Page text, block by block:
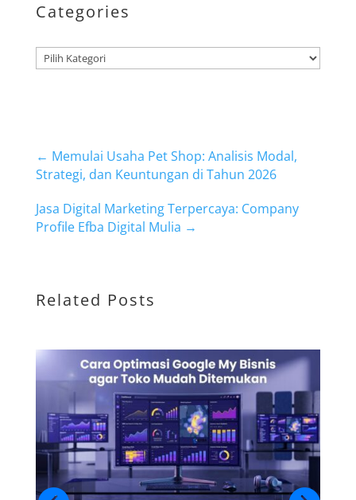
Categories
Kategori
← Memulai Usaha Pet Shop: Analisis Modal,
Strategi, dan Keuntungan di Tahun 2026
Jasa Digital Marketing Terpercaya: Company
Profile Efba Digital Mulia →
Related Posts